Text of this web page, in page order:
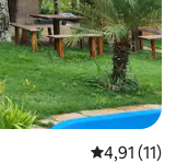
Évaluation
4,91 (11)